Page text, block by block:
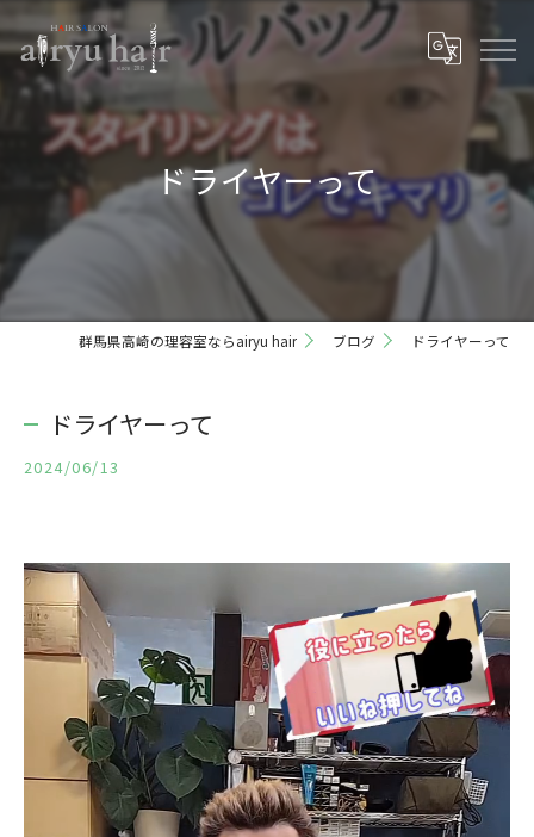
ドライヤーって
群馬県高崎の理容室ならairyu hair ブログ ドライヤーって
ドライヤーって
2024/06/13